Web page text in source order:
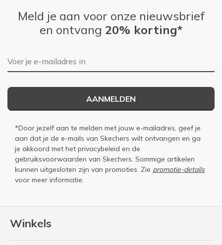
Winkels
Meld je aan voor onze nieuwsbrief
en ontvang 20% korting*
E-mailadres
AANMELDEN
*Door jezelf aan te melden met jouw e-mailadres, geef je
aan dat je de e-mails van Skechers wilt ontvangen en ga
je akkoord met het privacybeleid en de
gebruiksvoorwaarden van Skechers. Sommige artikelen
kunnen uitgesloten zijn van promoties. Zie promotie-details
voor meer informatie.